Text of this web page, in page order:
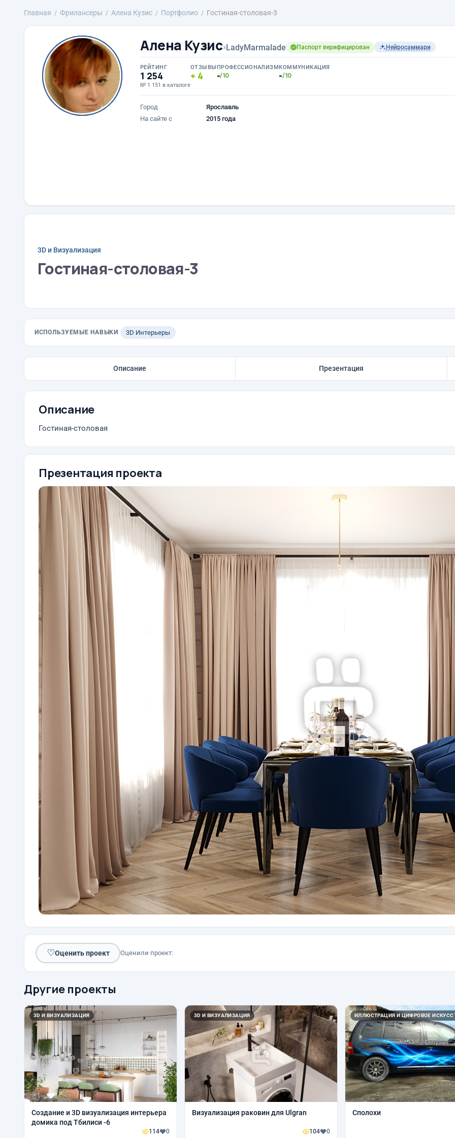
Главная Фрилансеры Алена Кузис Портфолио Гостиная-столовая-3
Алена Кузис›LadyMarmalade Паспорт верифицирован Нейросаммари
РЕЙТИНГ
1 254
№ 1 151 в каталоге
ОТЗЫВЫ
4
ПРОФЕССИОНАЛИЗМ
-/10
КОММУНИКАЦИЯ
-/10
Город
Ярославль
На сайте с
2015 года
3D и Визуализация
Гостиная-столовая-3
ИСПОЛЬЗУЕМЫЕ НАВЫКИ 3D Интерьеры
Описание Презентация
Описание
Гостиная-столовая
Презентация проекта
♡Оценить проект Оценили проект:
Другие проекты
3D И ВИЗУАЛИЗАЦИЯ
Создание и 3D визуализация интерьера
домика под Тбилиси -6
114 0
3D И ВИЗУАЛИЗАЦИЯ
Визуализация раковин для Ulgran
104 0
ИЛЛЮСТРАЦИЯ И ЦИФРОВОЕ
Сполохи